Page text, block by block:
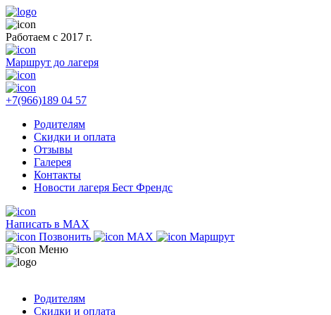
Работаем с 2017 г.
Маршрут до лагеря
+7(966)189 04 57
Родителям
Скидки и оплата
Отзывы
Галерея
Контакты
Новости лагеря Бест Френдс
Написать в MAX
Позвонить
MAX
Маршрут
Меню
Родителям
Скидки и оплата